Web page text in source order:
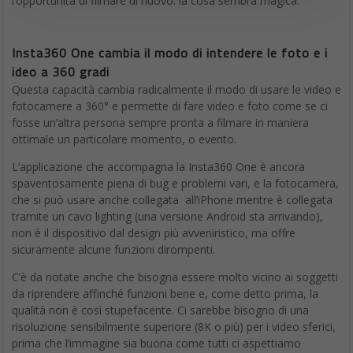
Insta360 One cambia il modo di intendere le foto e i
ideo a 360 gradi
Questa capacità cambia radicalmente il modo di usare le video e
fotocamere a 360° e permette di fare video e foto come se ci
fosse un’altra persona sempre pronta a filmare in maniera
ottimale un particolare momento, o evento.
L’applicazione che accompagna la Insta360 One è ancora
spaventosamente piena di bug e problemi vari, e la fotocamera,
che si può usare anche collegata all’iPhone mentre è collegata
tramite un cavo lighting (una versione Android sta arrivando),
non è il dispositivo dal design più avveniristico, ma offre
sicuramente alcune funzioni dirompenti.
C’è da notate anche che bisogna essere molto vicino ai soggetti
da riprendere affinché funzioni bene e, come detto prima, la
qualità non è così stupefacente. Ci sarebbe bisogno di una
risoluzione sensibilmente superiore (8K o più) per i video sferici,
prima che l’immagine sia buona come tutti ci aspettiamo